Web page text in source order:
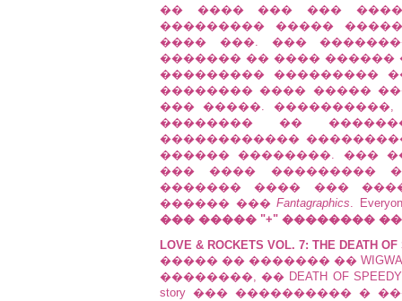
�� ���� ��� ���
��������� �����
���� ���. ���
������� �� ���� ������
��������� ��������� ��
�������� ���� �����
��� �����.
�������� ��
������������
������ ��������. ���
��� ���� ���������
������� ���� ���
������ ���Fantagraphics.
��� ����� "+" ��������
LOVE & ROCKETS VOL. 7: THE DEATH
����� �� ������� �� WIGWAM
��������, �� DEATH OF
story ��� ���������� �